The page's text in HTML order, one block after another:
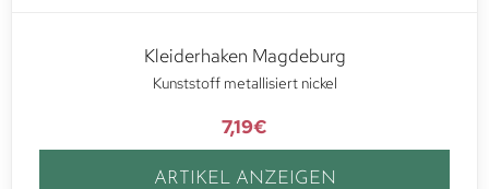
Kleiderhaken Magdeburg
Kunststoff metallisiert nickel
7,19€
ARTIKEL ANZEIGEN